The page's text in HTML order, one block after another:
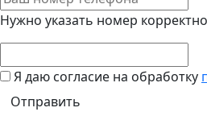
Нужно указать номер корректно
Я даю согласие на обработку